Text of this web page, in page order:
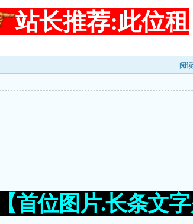
站长推荐:此位租
阅读
【首位图片.长条文